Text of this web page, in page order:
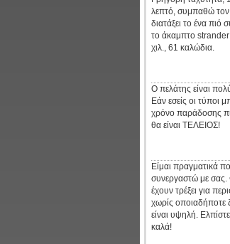
λεπτό, συμπαθώ
διατάξει το ένα πιό
το άκαμπτο
χιλ., 61 καλώδια.
Ο πελάτης είναι
Εάν εσείς οι τύποι
χρόνο παράδοσης
θα είναι ΤΕΛΕΙΟΣ!
Είμαι πραγματικά
συνεργαστώ με σας.
έχουν τρέξει για
χωρίς οποιαδήποτε
είναι υψηλή.
καλά!